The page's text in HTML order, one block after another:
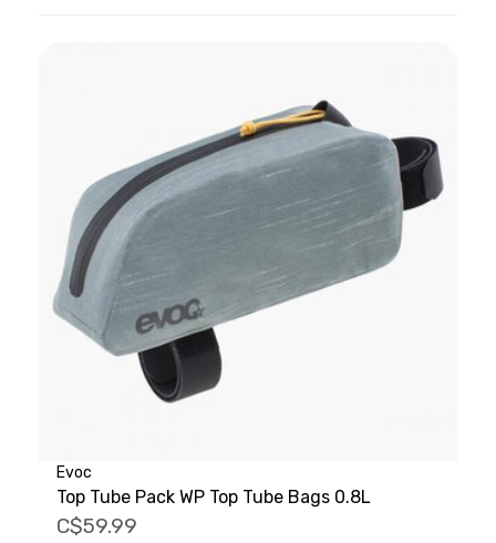
Evoc
Top Tube Pack WP Top Tube Bags 0.8L
C$59.99